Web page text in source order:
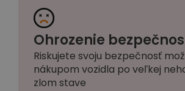
Ohrozenie
Riskujete svoju bezpečnosť
nákupom vozidla po veľkej
zlom stave